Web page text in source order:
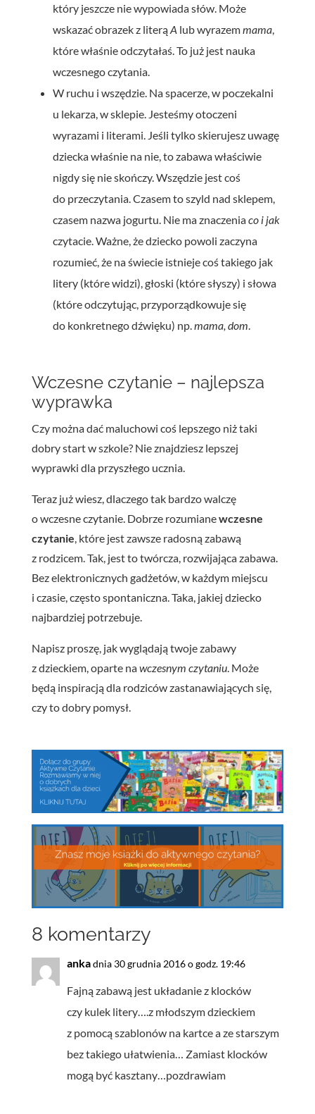
który jeszcze nie wypowiada słów. Może
wskazać obrazek z literąA lub wyrazemmama,
które właśnie odczytałaś. To już jest nauka
wczesnego czytania.
W ruchu i wszędzie. Na spacerze, w poczekalni
u lekarza, w sklepie. Jesteśmy otoczeni
wyrazami i literami. Jeśli tylko skierujesz uwagę
dziecka właśnie na nie, to zabawa właściwie
nigdy się nie skończy. Wszędzie jest coś
do przeczytania. Czasem to szyld nad sklepem,
czasem nazwa jogurtu. Nie ma znaczeniaco i jak
czytacie. Ważne, że dziecko powoli zaczyna
rozumieć, że na świecie istnieje coś takiego jak
litery (które widzi), głoski (które słyszy) i słowa
(które odczytując, przyporządkowuje się
do konkretnego dźwięku) np.mama, dom.
Wczesne czytanie – najlepsza
wyprawka
Czy można dać maluchowi coś lepszego niż taki
dobry start w szkole? Nie znajdziesz lepszej
wyprawki dla przyszłego ucznia.
Teraz już wiesz, dlaczego tak bardzo walczę
o wczesne czytanie. Dobrze rozumianewczesne
czytanie, które jest zawsze radosną zabawą
z rodzicem. Tak, jest to twórcza, rozwijająca zabawa.
Bez elektronicznych gadżetów, w każdym miejscu
i czasie, często spontaniczna. Taka, jakiej dziecko
najbardziej potrzebuje.
Napisz proszę, jak wyglądają twoje zabawy
z dzieckiem, oparte nawczesnym czytaniu. Może
będą inspiracją dla rodziców zastanawiających się,
czy to dobry pomysł.
8 komentarzy
ankadnia 30 grudnia 2016 o godz. 19:46
Fajną zabawą jest układanie z klocków
czy kulek litery….z młodszym dzieckiem
z pomocą szablonów na kartce a ze starszym
bez takiego ułatwienia… Zamiast klocków
mogą być kasztany…pozdrawiam